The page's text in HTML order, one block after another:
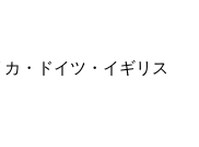
・ドイツ・イギリス